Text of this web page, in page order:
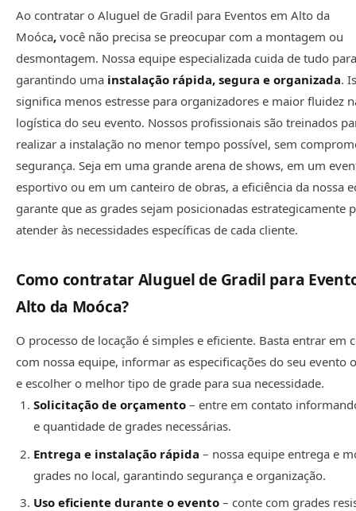
Ao contratar o Aluguel de Gradil para Eventos em Alto da
Moóca, você não precisa se preocupar com a montagem ou
desmontagem. Nossa equipe especializada cuida de tudo
garantindo uma instalação rápida, segura e organizada.
significa menos estresse para organizadores e maior fluidez
logística do seu evento. Nossos profissionais são treinados
realizar a instalação no menor tempo possível, sem
segurança. Seja em uma grande arena de shows, em um
esportivo ou em um canteiro de obras, a eficiência da nossa
garante que as grades sejam posicionadas estrategicamente
atender às necessidades específicas de cada cliente.
Como contratar Aluguel de Gradil para
Alto da Moóca?
O processo de locação é simples e eficiente. Basta entrar em
com nossa equipe, informar as especificações do seu evento
e escolher o melhor tipo de grade para sua necessidade.
Solicitação de orçamento – entre em contato
e quantidade de grades necessárias.
Entrega e instalação rápida – nossa equipe entrega e
grades no local, garantindo segurança e organização.
Uso eficiente durante o evento – conte com grades